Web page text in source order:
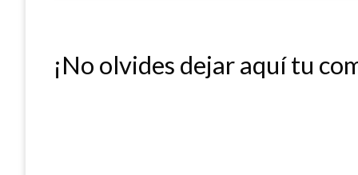
¡No olvides dejar aquí tu